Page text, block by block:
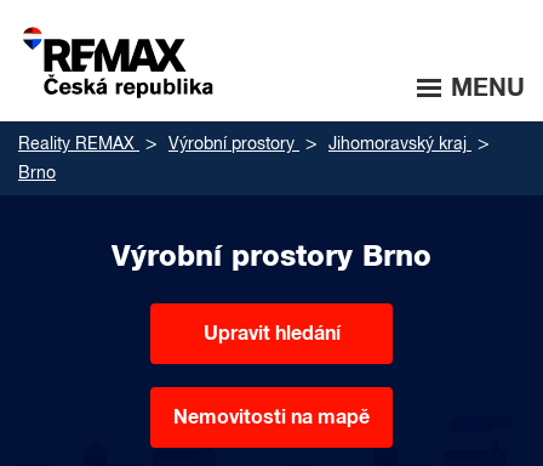
MENU
Reality REMAX Výrobní prostory
Jihomoravský kraj
Brno
Výrobní prostory Brno
Upravit hledání
Nemovitosti na mapě